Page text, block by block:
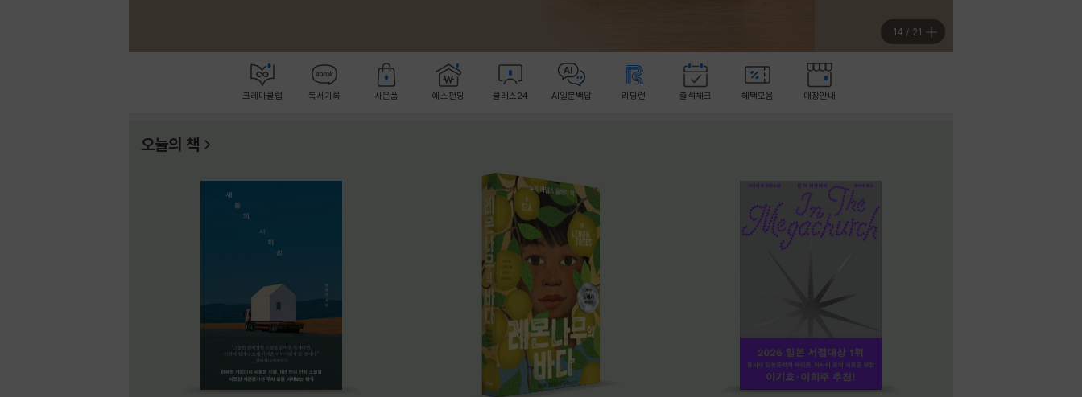
14 / 21
크레마클럽 독서기록 사은품 예스펀딩 클래스24 AI일문백답 리딩런 출석체크 혜택모음 매장안내
오늘의 책